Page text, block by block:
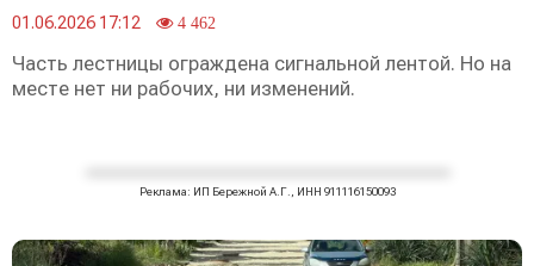
01.06.2026 17:12 4 462
Часть лестницы ограждена сигнальной лентой. Но на
месте нет ни рабочих, ни изменений.
Реклама: ИП Бережной А.Г., ИНН 911116150093